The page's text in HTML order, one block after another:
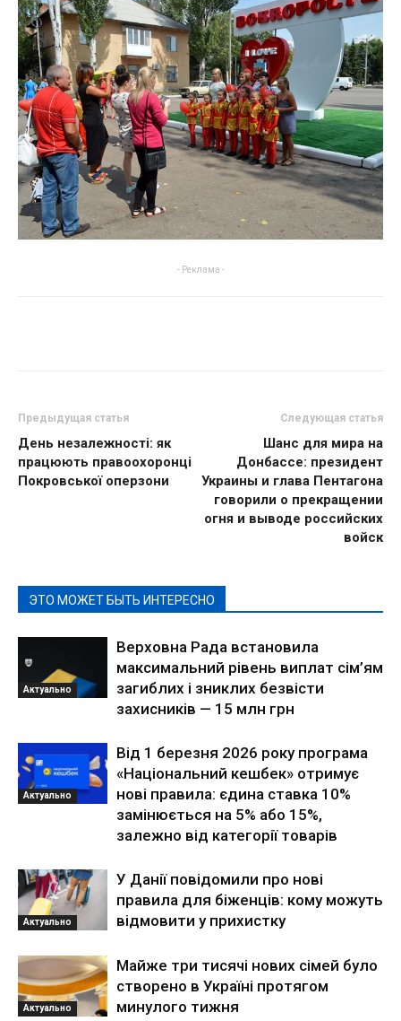
- Реклама -
Предыдущая статья
День незалежності: як
працюють правоохоронці
Покровської оперзони
Следующая статья
Шанс для мира на
Донбассе: президент
Украины и глава Пентагона
говорили о прекращении
огня и выводе российских
войск
ЭТО МОЖЕТ БЫТЬ ИНТЕРЕСНО
Актуально
Верховна Рада встановила
максимальний рівень виплат сім’ям
загиблих і зниклих безвісти
захисників — 15 млн грн
Актуально
Від 1 березня 2026 року програма
«Національний кешбек» отримує
нові правила: єдина ставка 10%
замінюється на 5% або 15%,
залежно від категорії товарів
Актуально
У Данії повідомили про нові
правила для біженців: кому можуть
відмовити у прихистку
Актуально
Майже три тисячі нових сімей було
створено в Україні протягом
минулого тижня